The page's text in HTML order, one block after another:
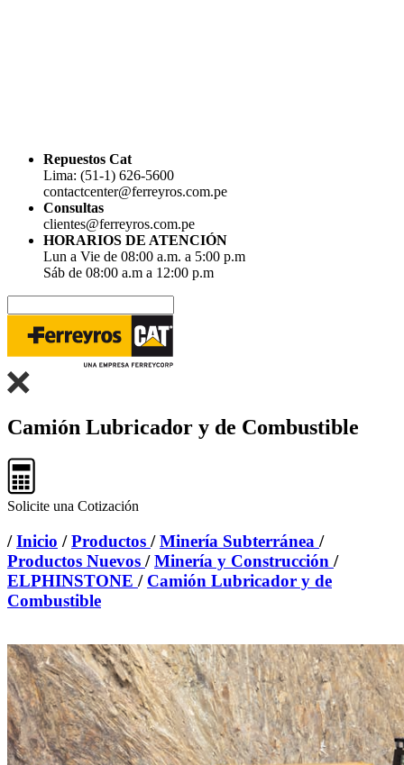
Repuestos Cat
Lima: (51-1) 626-5600
contactcenter@ferreyros.com.pe
Consultas
clientes@ferreyros.com.pe
HORARIOS DE ATENCIÓN
Lun a Vie de 08:00 a.m. a 5:00 p.m
Sáb de 08:00 a.m a 12:00 p.m
Camión Lubricador y de Combustible
Solicite una Cotización
/Inicio /Productos /Minería Subterránea /
Productos Nuevos /Minería y Construcción /
ELPHINSTONE / Camión Lubricador y de
Combustible